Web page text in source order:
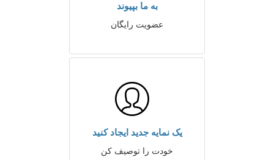
به ما بپیوند
عضویت رایگان
یک نمایه جدید ایجاد کنید
خودت را توصیف کن